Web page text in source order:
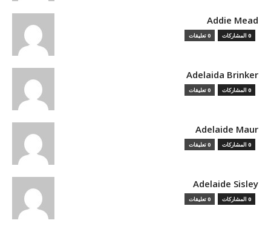
Addie Mead
0 المشاركات 0 تعليقات
Adelaida Brinker
0 المشاركات 0 تعليقات
Adelaide Maur
0 المشاركات 0 تعليقات
Adelaide Sisley
0 المشاركات 0 تعليقات